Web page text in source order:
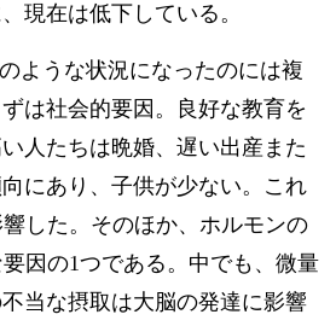
現在は低下している。
ような状況になったのには複
は社会的要因。良好な教育を
人たちは晩婚、遅い出産また
にあり、子供が少ない。これ
した。そのほか、ホルモンの
因の1つである。中でも、微量
当な摂取は大脳の発達に影響